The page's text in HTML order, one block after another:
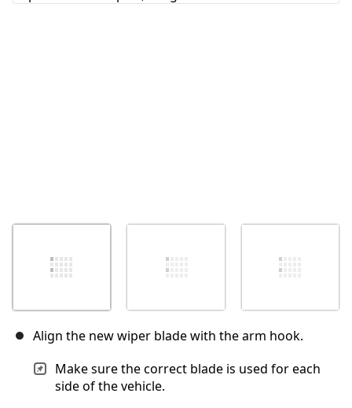
Align the new wiper blade with the arm hook.
Make sure the correct blade is used for each
side of the vehicle.